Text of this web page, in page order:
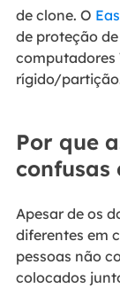
de clone. O
de proteção
computadores
rígido/
Por que
confusas
Apesar de os
diferentes em
pessoas não
colocados